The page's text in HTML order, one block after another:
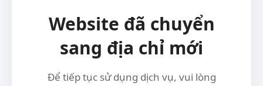
Website đã chuyển
sang địa chỉ mới
Để tiếp tục sử dụng dịch vụ, vui lòng